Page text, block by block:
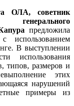
ОЛА, советник
предложила
использованием
В выступлении
использования
типов, размеров и
этих
нарушений
примеры из